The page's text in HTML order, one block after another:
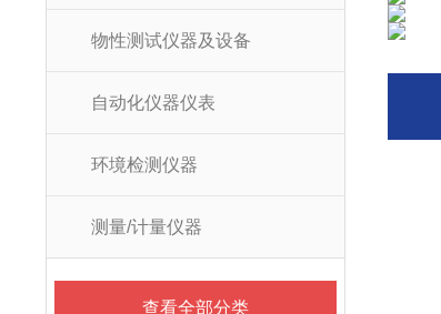
物性测试仪器及设备
自动化仪器仪表
环境检测仪器
测量/计量仪器
查看全部分类